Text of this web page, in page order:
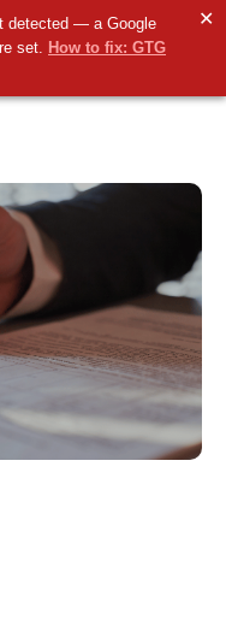
detected — a Google
set. How to fix: GTG
✕